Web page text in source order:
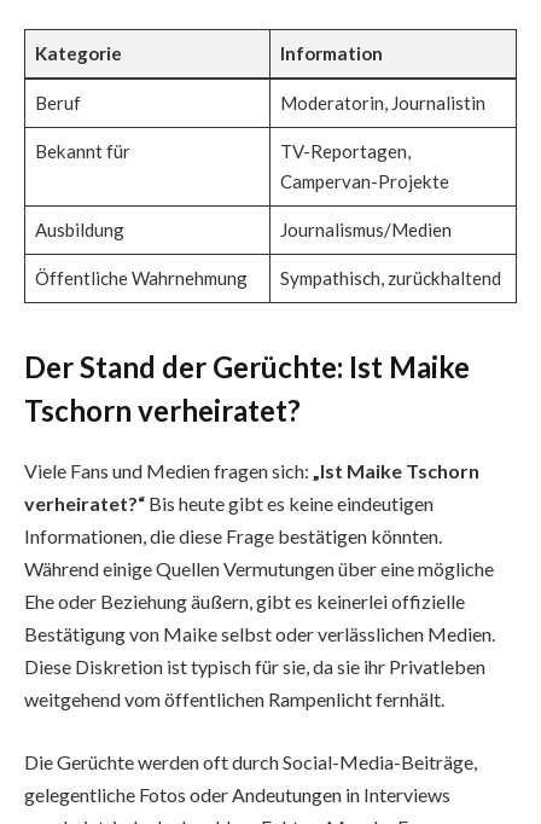
Kategorie Information
Beruf Moderatorin, Journalistin
Bekannt für
TV-Reportagen,
Campervan-Projekte
Ausbildung Journalismus/Medien
Öffentliche Wahrnehmung Sympathisch, zurückhaltend
Der Stand der Gerüchte: Ist Maike
Tschorn verheiratet?
Viele Fans und Medien fragen sich: „Ist Maike Tschorn
verheiratet?“ Bis heute gibt es keine eindeutigen
Informationen, die diese Frage bestätigen könnten.
Während einige Quellen Vermutungen über eine mögliche
Ehe oder Beziehung äußern, gibt es keinerlei offizielle
Bestätigung von Maike selbst oder verlässlichen Medien.
Diese Diskretion ist typisch für sie, da sie ihr Privatleben
weitgehend vom öffentlichen Rampenlicht fernhält.
Die Gerüchte werden oft durch Social-Media-Beiträge,
gelegentliche Fotos oder Andeutungen in Interviews